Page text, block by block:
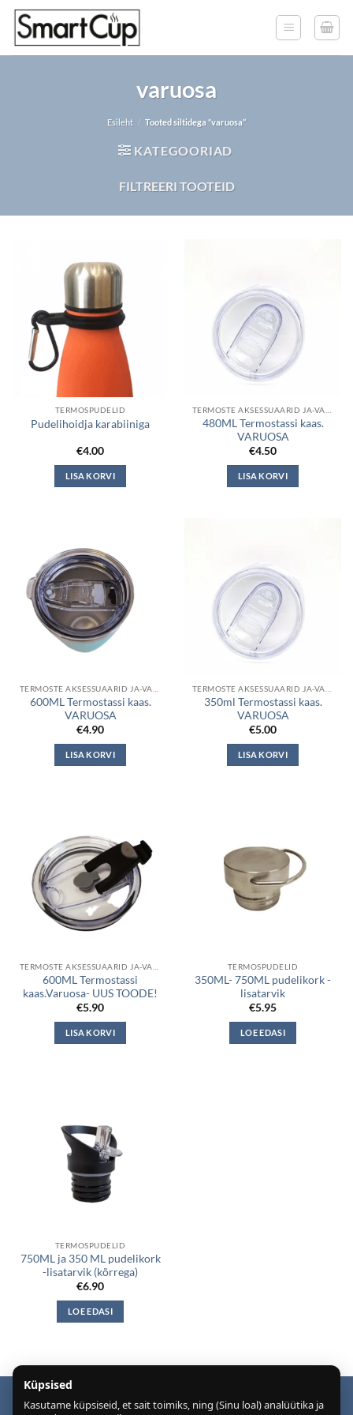
Skip
content
varuosa
Esileht / Tooted siltidega “varuosa”
KATEGOORIAD
FILTREERI TOOTEID
TERMOSPUDELID
Pudelihoidja karabiiniga
€4.00
LISA KORVI
480ML Termostassi kaas.
VARUOSA
€4.50
LISA KORVI
600ML Termostassi kaas.
VARUOSA
€4.90
LISA KORVI
350ml Termostassi kaas.
VARUOSA
€5.00
LISA KORVI
600ML Termostassi
kaas.Varuosa- UUS TOODE!
€5.90
LISA KORVI
TERMOSPUDELID
350ML- 750ML pudelikork -
lisatarvik
€5.95
LOE EDASI
TERMOSPUDELID
750ML ja 350 ML pudelikork
-lisatarvik (kõrrega)
€6.90
LOE EDASI
Puiduõlid ja vahadÕhuniisutajad
Küpsised
Kasutame küpsiseid, et sait toimiks, ning (Sinu loal) analüütika ja